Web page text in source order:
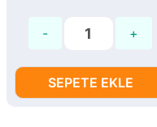
SEPETE EKLE